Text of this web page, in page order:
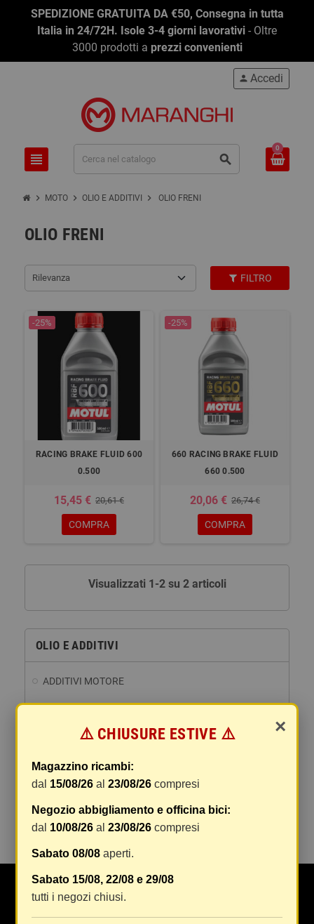
SPEDIZIONE GRATUITA DA €50, Consegna in tutta
Italia in 24/72H. Isole 3-4 giorni lavorativi - Oltre
3000 prodotti a prezzi convenienti
view_headline search
person Accedi
0
chevron_right MOTO chevron_right OLIO E ADDITIVI chevron_right OLIO FRENI
OLIO E ADDITIVI
ADDITIVI MOTORE
ANTIGELO
OLIO 4 TEMPI
OLIO 2 TEMPI
OLIO IDRAULICO E CAMBI AUTOMATICI
OLIO FRENI
Rilevanza FILTRO
-25%
RACING BRAKE FLUID 600
0.500
15,45 € 20,61 €
COMPRA
-25%
660 RACING BRAKE FLUID
660 0.500
20,06 € 26,74 €
COMPRA
Visualizzati 1-2 su 2 articoli
×
⚠️ CHIUSURE ESTIVE ⚠️
Magazzino ricambi:
dal 15/08/26 al23/08/26 compresi
Negozio abbigliamento e officina bici:
dal 10/08/26 al23/08/26 compresi
Sabato 08/08 aperti.
Sabato 15/08, 22/08 e 29/08
tutti i negozi chiusi.
Da Oltre 50 anni Maranghi si occupa di ricambi e